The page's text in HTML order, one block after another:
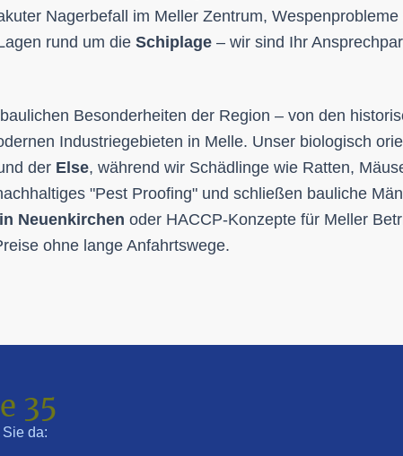
Nagerbefall im Meller Zentrum, Wespenprobleme
rund um die Schiplage – wir sind Ihr
Besonderheiten der Region – von den
Industriegebieten in Melle. Unser biologisch
der Else, während wir Schädlinge wie Ratten,
"Pest Proofing" und schließen bauliche
Neuenkirchen oder HACCP-Konzepte für Meller
ohne lange Anfahrtswege.
35
da: